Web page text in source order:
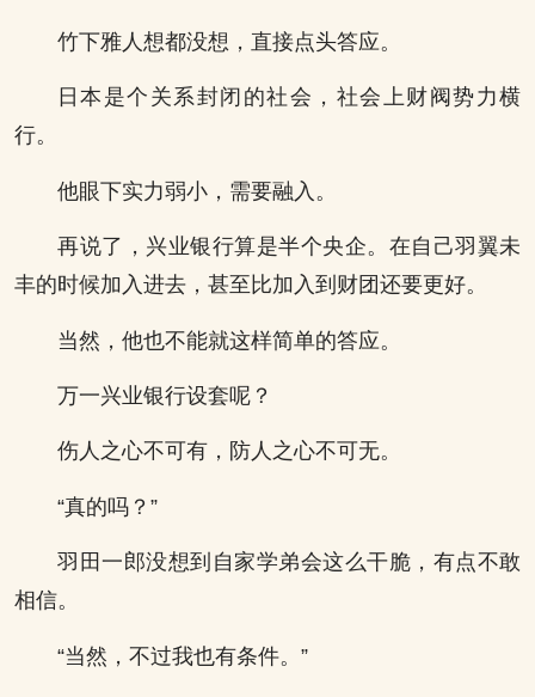
竹下雅人想都没想，直接点头答应。
日本是个关系封闭的社会，社会上财阀势力横
行。
他眼下实力弱小，需要融入。
再说了，兴业银行算是半个央企。在自己羽翼未
丰的时候加入进去，甚至比加入到财团还要更好。
当然，他也不能就这样简单的答应。
万一兴业银行设套呢？
伤人之心不可有，防人之心不可无。
“真的吗？”
羽田一郎没想到自家学弟会这么干脆，有点不敢
相信。
“当然，不过我也有条件。”